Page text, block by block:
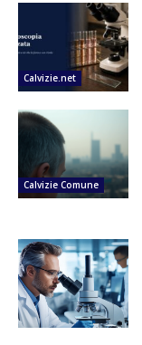
Calvizie.net
Calvizie Comune